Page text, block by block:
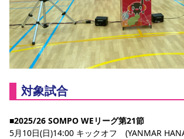
スポーツクラブ
対象試合
■2025/26 SOMPO WEリーグ第21節
5月10日(日)14:00 キックオフ　(YANMAR